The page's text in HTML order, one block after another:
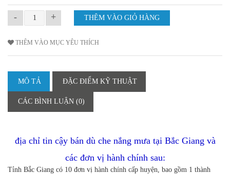
- +
THÊM VÀO MỤC YÊU THÍCH
MÔ TẢ ĐẶC ĐIỂM KỸ THUẬT
CÁC BÌNH LUẬN (0)
địa chỉ tin cậy bán dù che nắng mưa tại Bắc Giang và
các đơn vị hành chính sau:
Tỉnh Bắc Giang có 10 đơn vị hành chính cấp huyện, bao gồm 1 thành